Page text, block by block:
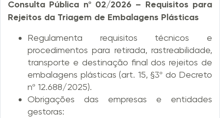
Consulta Pública nº 02/2026 – Requisitos para
Rejeitos da Triagem de Embalagens Plásticas
Regulamenta requisitos técnicos e
procedimentos para retirada, rastreabilidade,
transporte e destinação final dos rejeitos de
embalagens plásticas (art. 15, §3º do Decreto
nº 12.688/2025).
Obrigações das empresas e entidades
gestoras: